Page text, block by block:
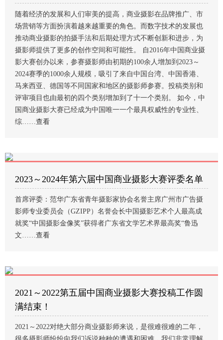
随着经济的发展和人们审美的提高，商业摄影在品牌推广、市
场营销等方面扮演着越来越重要的角色。而数字技术的发展也
推动商业摄影的拍摄手法和后期处理方式不断创新和进步，为
摄影师提供了更多的创作空间和可能性。 自2016年中国商业摄
影大赛创办以来，参赛摄影师由初期的100余人增加到2023～
2024赛季的1000余人规模，吸引了来自中国台湾、中国香港、
马来西亚、德国等不同国家和地区的摄影师参赛。投稿类别和
评审项目也由最初的四个类别增加到了十一个类别。 如今，中
国商业摄影大赛已经成为中国唯一一个最具权威性的专业性、
综……查看
2023～2024年第六届中国商业摄影大赛评委名单
首席评委：范华广东省青年摄影家协会名誉主席广州市广告摄
影师专业委员会（GZIPP）名誉会长中国摄影艺术个人最高成
就奖“中国摄影金像奖”获得者广东省文学艺术界最高奖“鲁迅
文……查看
2021～2022第五届中国商业摄影大赛投稿工作圆
满结束！
2021～2022对绝大部分商业摄影师来说，是很难很难的二年，